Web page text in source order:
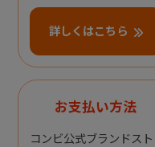
詳しくはこちら
お支払い方法
コンビ公式ブランドスト